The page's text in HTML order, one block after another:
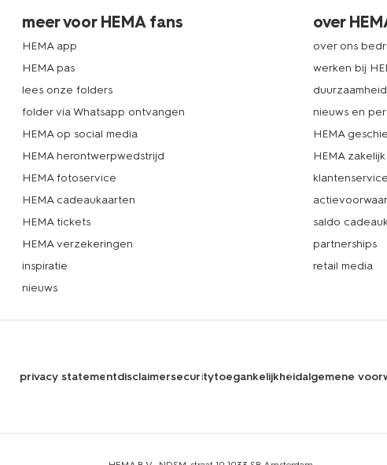
meer voor HEMA fans
HEMA app
HEMA pas
lees onze folders
folder via Whatsapp ontvangen
HEMA op social media
HEMA herontwerpwedstrijd
HEMA fotoservice
HEMA cadeaukaarten
HEMA tickets
HEMA verzekeringen
inspiratie
nieuws
over
over ons
werken bij
duurzaamheid
nieuws en
HEMA
HEMA zakelijk
klantenservice
saldo
partnerships
retail media
privacy statementdisclaimersecuritytoegankelijkheidalgemene